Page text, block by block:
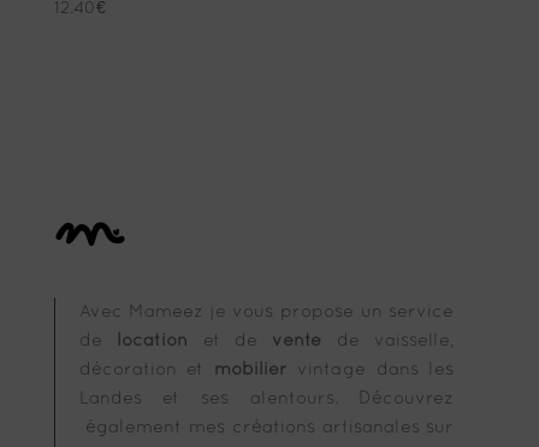
12.40€
Avec Mameez je vous propose un service
de
location et de vente
de vaisselle,
décoration et mobilier vintage dans les
Landes et ses alentours. Découvrez
également mes créations artisanales sur